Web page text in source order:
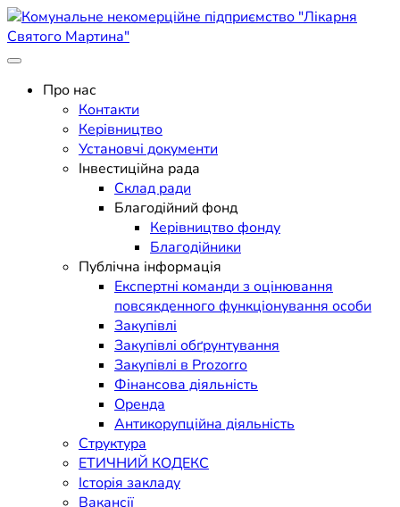
Skip
to
content
Комунальне некомерційне
підприємство "Лікарня
Святого Мартина"
Поліклініка Мукачево
Про нас
Контакти
Керівництво
Установчі документи
Інвестиційна рада
Склад ради
Благодійний фонд
Керівництво фонду
Благодійники
Публічна інформація
Експертні команди з оцінювання
повсякденного функціонування особи
Закупівлі
Закупівлі обґрунтування
Закупівлі в Prozorro
Фінансова діяльність
Оренда
Антикорупційна діяльність
Структура
ЕТИЧНИЙ КОДЕКС
Історія закладу
Вакансії